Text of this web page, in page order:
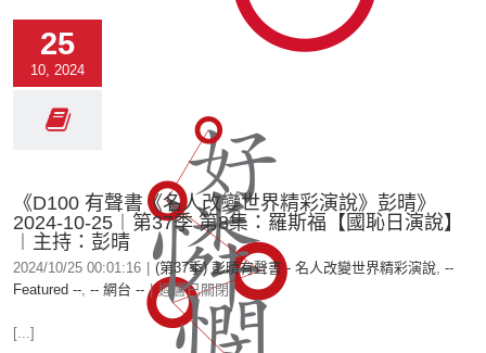
25
10, 2024
《D100 有聲書《名人改變世界精彩演說》彭晴》
2024-10-25︱第37季 第8集：羅斯福【國恥日演說】
︱主持：彭晴
2024/10/25 00:01:16 (第37季) 彭晴有聲書 - 名人改變世界精彩演說, --
Featured --, -- 網台 -- | 迴響已關閉
[...]